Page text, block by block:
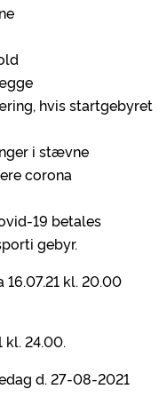
hvis startgebyret
i stævne
corona
19 betales
gebyr.
16.07.21 kl. 20.00
kl. 24.00.
d. 27-08-2021